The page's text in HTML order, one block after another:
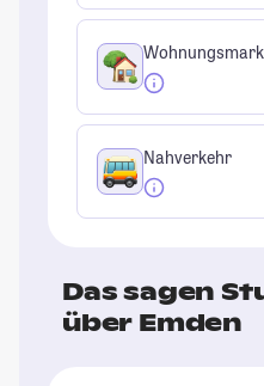
Nahverkehr
Das sagen
über Emden